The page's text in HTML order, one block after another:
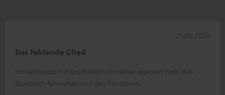
Das fehlende Glied
Ich kann jetzt mit Kopfhörern in meiner eigenen Welt über
Bluetooth fernsehen und den Ton hören.
25.06.2026